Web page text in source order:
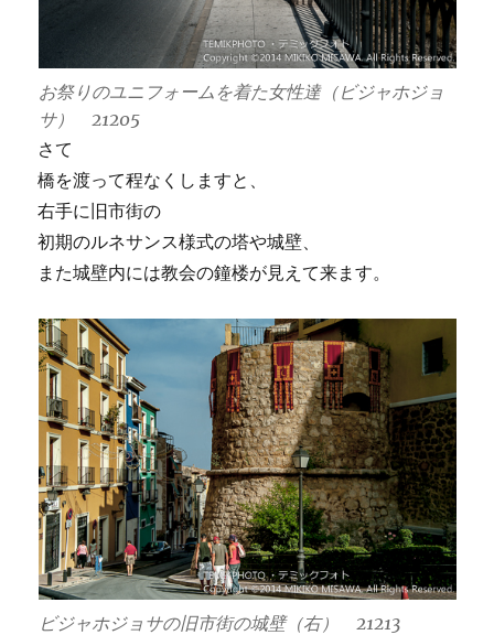
お祭りのユニフォームを着た女性達（ビジャホジョ
サ） 21205
さて
橋を渡って程なくしますと、
右手に旧市街の
初期のルネサンス様式の塔や城壁、
また城壁内には教会の鐘楼が見えて来ます。
ビジャホジョサの旧市街の城壁（右） 21213